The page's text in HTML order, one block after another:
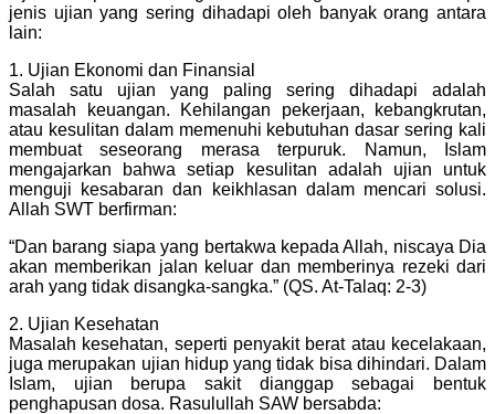
jenis ujian yang sering dihadapi oleh banyak orang antara
lain:
1. Ujian Ekonomi dan Finansial
Salah satu ujian yang paling sering dihadapi adalah
masalah keuangan. Kehilangan pekerjaan, kebangkrutan,
atau kesulitan dalam memenuhi kebutuhan dasar sering kali
membuat seseorang merasa terpuruk. Namun, Islam
mengajarkan bahwa setiap kesulitan adalah ujian untuk
menguji kesabaran dan keikhlasan dalam mencari solusi.
Allah SWT berfirman:
“Dan barang siapa yang bertakwa kepada Allah, niscaya Dia
akan memberikan jalan keluar dan memberinya rezeki dari
arah yang tidak disangka-sangka.” (QS. At-Talaq: 2-3)
2. Ujian Kesehatan
Masalah kesehatan, seperti penyakit berat atau kecelakaan,
juga merupakan ujian hidup yang tidak bisa dihindari. Dalam
Islam, ujian berupa sakit dianggap sebagai bentuk
penghapusan dosa. Rasulullah SAW bersabda: